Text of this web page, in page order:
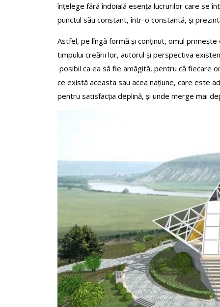
înțelege fără îndoială esența lucrurilor care se
punctul său constant, într-o constantă, și
Astfel, pe lîngă formă și conținut, omul
timpului creării lor, autorul și perspectiva
posibil ca ea să fie amăgită, pentru că fiecare
ce există aceasta sau acea națiune, care este
pentru satisfacția deplină, și unde merge mai